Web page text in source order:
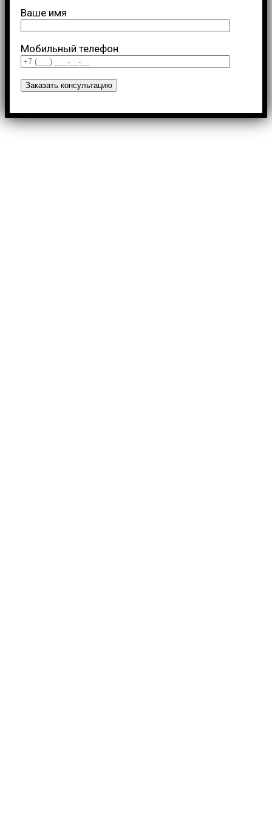
Ваше имя
Мобильный телефон